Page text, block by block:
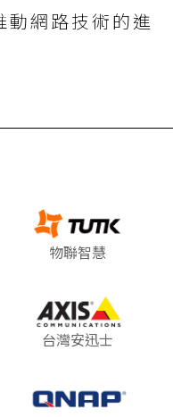
動網路技術的進
物聯智慧
台灣安迅士